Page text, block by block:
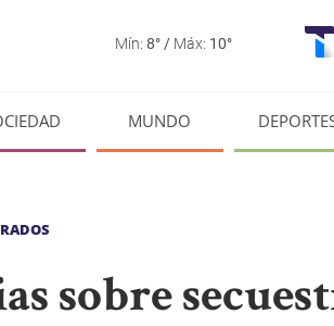
Mín: 8° / Máx: 10°
MUNDO
sobre